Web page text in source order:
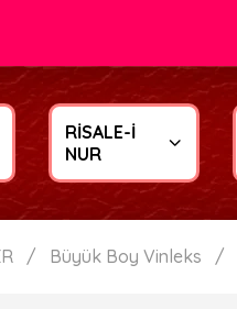
RİSALE-İ
NUR
Büyük Boy Vinleks